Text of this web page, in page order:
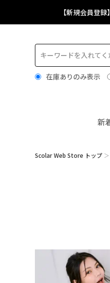
【新規会員登
在庫ありのみ表示
新
Scolar Web Store トップ